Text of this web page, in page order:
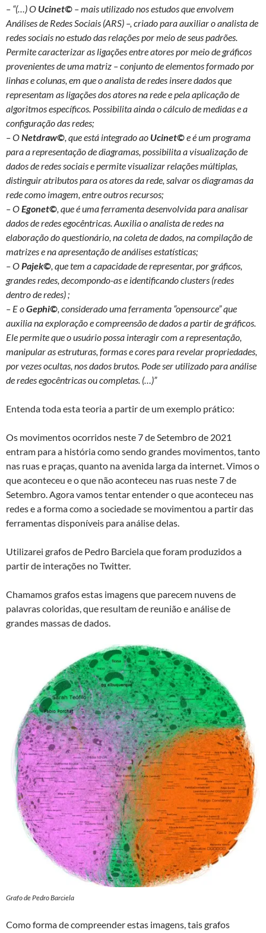
– “(…) O Ucinet© – mais utilizado nos estudos que envolvem
Análises de Redes Sociais (ARS) –, criado para auxiliar o analista de
redes sociais no estudo das relações por meio de seus padrões.
Permite caracterizar as ligações entre atores por meio de gráficos
provenientes de uma matriz – conjunto de elementos formado por
linhas e colunas, em que o analista de redes insere dados que
representam as ligações dos atores na rede e pela aplicação de
algoritmos específicos. Possibilita ainda o cálculo de medidas e a
configuração das redes;
– ONetdraw©, que está integrado ao Ucinet©e é um programa
para a representação de diagramas, possibilita a visualização de
dados de redes sociais e permite visualizar relações múltiplas,
distinguir atributos para os atores da rede, salvar os diagramas da
rede como imagem, entre outros recursos;
– OEgonet©, que é uma ferramenta desenvolvida para analisar
dados de redes egocêntricas. Auxilia o analista de redes na
elaboração do questionário, na coleta de dados, na compilação de
matrizes e na apresentação de análises estatísticas;
– OPajek©, que tem a capacidade de representar, por gráficos,
grandes redes, decompondo-as e identificando clusters (redes
dentro de redes) ;
– E oGephi©, considerado uma ferramenta “opensource” que
auxilia na exploração e compreensão de dados a partir de gráficos.
Ele permite que o usuário possa interagir com a representação,
manipular as estruturas, formas e cores para revelar propriedades,
por vezes ocultas, nos dados brutos. Pode ser utilizado para análise
de redes egocêntricas ou completas. (…)”
Entenda toda esta teoria a partir de um exemplo prático:
Os movimentos ocorridos neste 7 de Setembro de 2021
entram para a história como sendo grandes movimentos, tanto
nas ruas e praças, quanto na avenida larga da internet. Vimos o
que aconteceu e o que não aconteceu nas ruas neste 7 de
Setembro. Agora vamos tentar entender o que aconteceu nas
redes e a forma como a sociedade se movimentou a partir das
ferramentas disponíveis para análise delas.
Utilizarei grafos de Pedro Barciela que foram produzidos a
partir de interações no Twitter.
Chamamos grafos estas imagens que parecem nuvens de
palavras coloridas, que resultam de reunião e análise de
grandes massas de dados.
Grafo de Pedro Barciela
Como forma de compreender estas imagens, tais grafos